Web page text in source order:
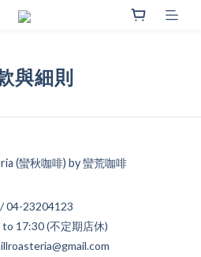
與細則
(蠻秋咖啡) by 蠻荒咖啡
04-23204123
17:30 (不定期店休)